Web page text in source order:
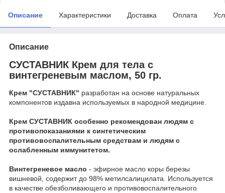
Описание Характеристики Доставка Оплата
Описание
СУСТАВНИК Крем для тела с
винтегреневым маслом, 50 гр.
Крем "СУСТАВНИК" разработан на основе натуральных
компонентов издавна используемых в народной медицине.
Крем СУСТАВНИК особенно рекомендован людям с
противопоказаниями к синтетическим
противовоспалительным средствам и людям с
ослабленным иммунитетом.
Винтегреневое масло - эфирное масло коры березы
вишневой, содержит до 98% метилсалицилата. Используется
в качестве обезболивающего и противовоспалительного